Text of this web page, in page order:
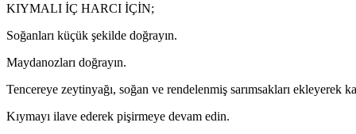
KIYMALI İÇ HARCI İÇİN;
Soğanları küçük şekilde doğrayın.
Maydanozları doğrayın.
Tencereye zeytinyağı, soğan ve rendelenmiş sarımsakları ekleyerek
Kıymayı ilave ederek pişirmeye devam edin.